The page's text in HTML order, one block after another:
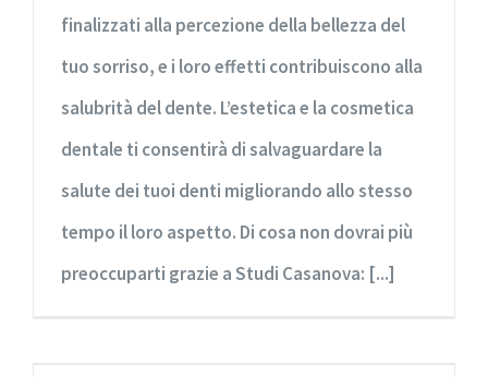
finalizzati alla percezione della bellezza del
tuo sorriso, e i loro effetti contribuiscono alla
salubrità del dente. L’estetica e la cosmetica
dentale ti consentirà di salvaguardare la
salute dei tuoi denti migliorando allo stesso
tempo il loro aspetto. Di cosa non dovrai più
preoccuparti grazie a Studi Casanova: [...]